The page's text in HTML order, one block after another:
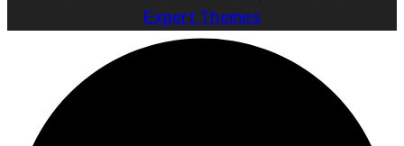
Expert Themes